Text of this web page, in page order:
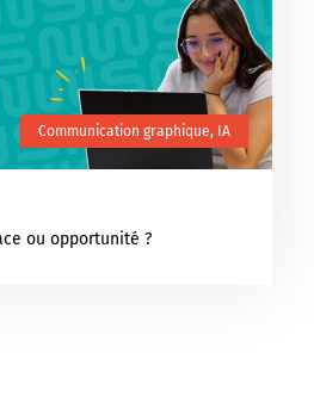
Communication graphique, IA
ou opportunité ?